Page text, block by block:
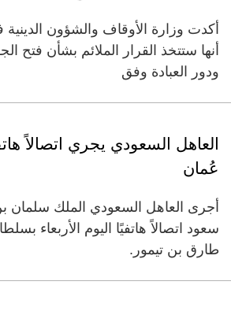
أكدت وزارة الأوقاف والشؤون
أنها ستتخذ القرار الملائم بشأن فتح
ودور العبادة وفق
العاهل السعودي يجري اتصالاً
عُمان
أجرى العاهل السعودي الملك سلمان
سعود اتصالاً هاتفيًا اليوم الأربعاء
طارق بن تيمور.